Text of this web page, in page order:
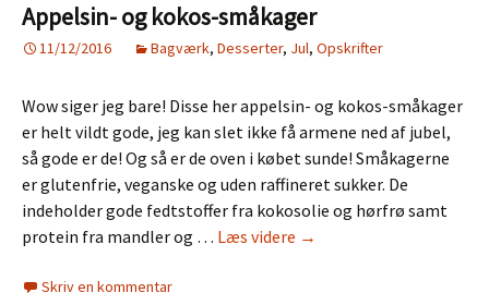
Appelsin- og kokos-småkager
11/12/2016 Bagværk, Desserter, Jul, Opskrifter
Wow siger jeg bare! Disse her appelsin- og kokos-småkager
er helt vildt gode, jeg kan slet ikke få armene ned af jubel,
så gode er de! Og så er de oven i købet sunde! Småkagerne
er glutenfrie, veganske og uden raffineret sukker. De
indeholder gode fedtstoffer fra kokosolie og hørfrø samt
protein fra mandler og … Læs videre Appelsin-
→
Skriv en kommentar